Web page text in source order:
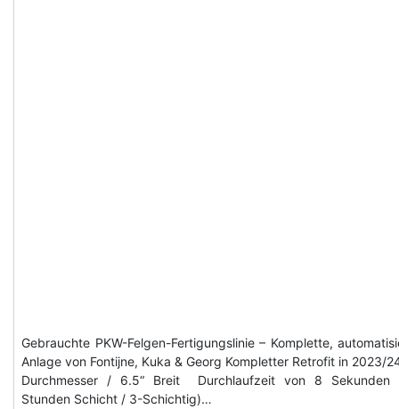
Gebrauchte PKW-Felgen-Fertigungslinie – Komplette,
Anlage von Fontijne, Kuka & Georg Kompletter Retrofit in 2023/
Durchmesser / 6.5“ Breit Durchlaufzeit von 8 Sekunden
Stunden Schicht / 3-Schichtig)…